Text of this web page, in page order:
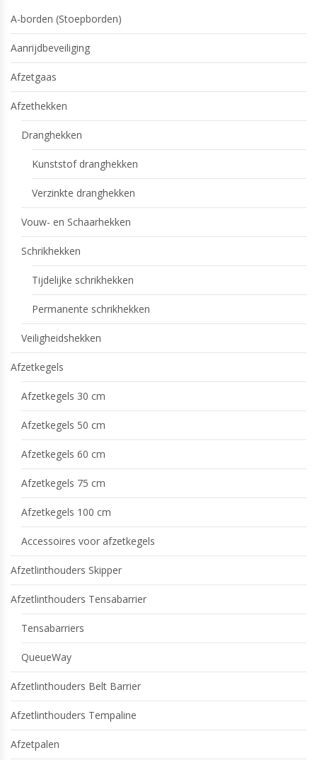
A-borden (Stoepborden)
Aanrijdbeveiliging
Afzetgaas
Afzethekken
Dranghekken
Kunststof dranghekken
Verzinkte dranghekken
Vouw- en Schaarhekken
Schrikhekken
Tijdelijke schrikhekken
Permanente schrikhekken
Veiligheidshekken
Afzetkegels
Afzetkegels 30 cm
Afzetkegels 50 cm
Afzetkegels 60 cm
Afzetkegels 75 cm
Afzetkegels 100 cm
Accessoires voor afzetkegels
Afzetlinthouders Skipper
Afzetlinthouders Tensabarrier
Tensabarriers
QueueWay
Afzetlinthouders Belt Barrier
Afzetlinthouders Tempaline
Afzetpalen